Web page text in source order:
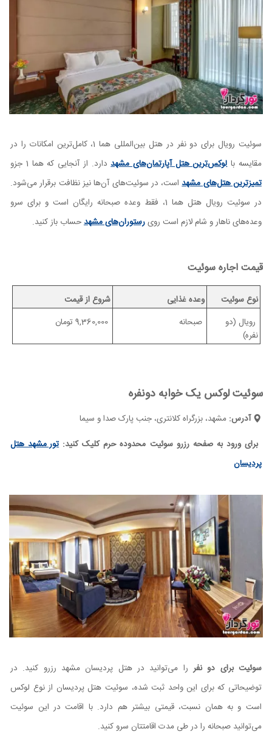
سوئیت رویال برای دو نفر در هتل بین‌المللی هما 1، کامل‌ترین امکانات را در
مقایسه با لوکس‌ترین هتل آپارتمان‌های مشهددارد. از آنجایی که هما 1 جزو
تمیزترین هتل‌های مشهداست، در سوئیت‌های آن‌ها نیز نظافت برقرار می‌شود.
در سوئیت رویال هتل هما 1، فقط وعده صبحانه رایگان است و برای سرو
وعده‌های ناهار و شام لازم است رویرستوران‌های مشهدحساب باز کنید.
قیمت اجاره سوئیت
نوع سوئیت وعده غذایی
شروع از قیمت
رویال (دو
نفره)
صبحانه 9,360,000 تومان
سوئیت لوکس یک خوابه دونفره
آدرس:مشهد، بزرگراه کلانتری، جنب پارک صدا و سیما
برای ورود به صفحه رزرو سوئیت محدوده حرم کلیک کنید: تور مشهد هتل
پردیسان
سوئیت برای دو نفر را می‌توانید در هتل پردیسان مشهد رزرو کنید. در
توضیحاتی که برای این واحد ثبت شده، سوئیت هتل پردیسان از نوع لوکس
است و به همان نسبت، قیمتی بیشتر هم دارد. با اقامت در این سوئیت
می‌توانید صبحانه را در طی مدت اقامتتان سرو کنید.